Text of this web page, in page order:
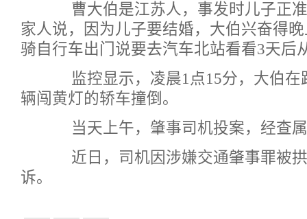
曹大伯是江苏人，事发时儿子正准
家人说，因为儿子要结婚，大伯兴奋得
骑自行车出门说要去汽车北站看看3天后
监控显示，凌晨1点15分，大伯在
辆闯黄灯的轿车撞倒。
当天上午，肇事司机投案，经查属
近日，司机因涉嫌交通肇事罪被拱
诉。